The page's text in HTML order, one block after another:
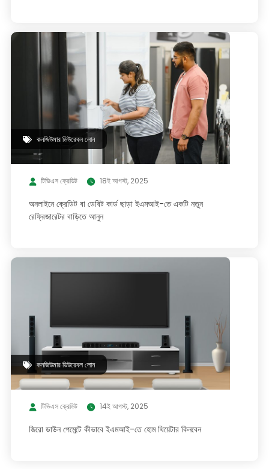
কনজিউমার ডিউরেবল লোন
টিভিএস ক্রেডিট 18ই আগস্ট, 2025
অনলাইনে ক্রেডিট বা ডেবিট কার্ড ছাড়া ইএমআই-তে একটি নতুন
রেফ্রিজারেটর বাড়িতে আনুন
কনজিউমার ডিউরেবল লোন
টিভিএস ক্রেডিট 14ই আগস্ট, 2025
জিরো ডাউন পেমেন্টে কীভাবে ইএমআই-তে হোম থিয়েটার কিনবেন